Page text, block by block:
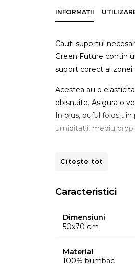
INFORMAȚII
Cauti suportul
Green Future contin
suport corect al
Acestea au o
obisnuite. Asigura o
In plus, puful folosit
umiditatii, mediu
uscarea cu fierul de
Citește tot
Caracteristici
Dimensiuni
50x70 cm
Material
100% bumbac